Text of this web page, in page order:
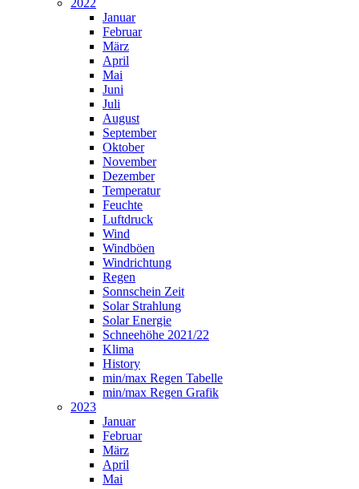
2022
Januar
Februar
März
April
Mai
Juni
Juli
August
September
Oktober
November
Dezember
Temperatur
Feuchte
Luftdruck
Wind
Windböen
Windrichtung
Regen
Sonnschein Zeit
Solar Strahlung
Solar Energie
Schneehöhe 2021/22
Klima
History
min/max Regen Tabelle
min/max Regen Grafik
2023
Januar
Februar
März
April
Mai